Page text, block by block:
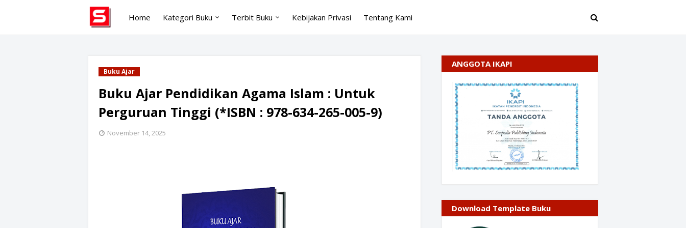
Home Kategori Buku Terbit Buku Kebijakan Privasi Tentang Kami
Buku Ajar
Buku Ajar Pendidikan Agama Islam : Untuk
Perguruan Tinggi (*ISBN : 978-634-265-005-9)
November 14, 2025
ANGGOTA IKAPI
Download Template Buku